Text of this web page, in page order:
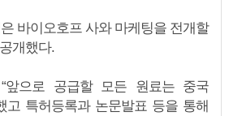
바이오호프 사와 마케팅을 전개할
개했다.
앞으로 공급할 모든 원료는 중국
고 특허등록과 논문발표 등을 통해